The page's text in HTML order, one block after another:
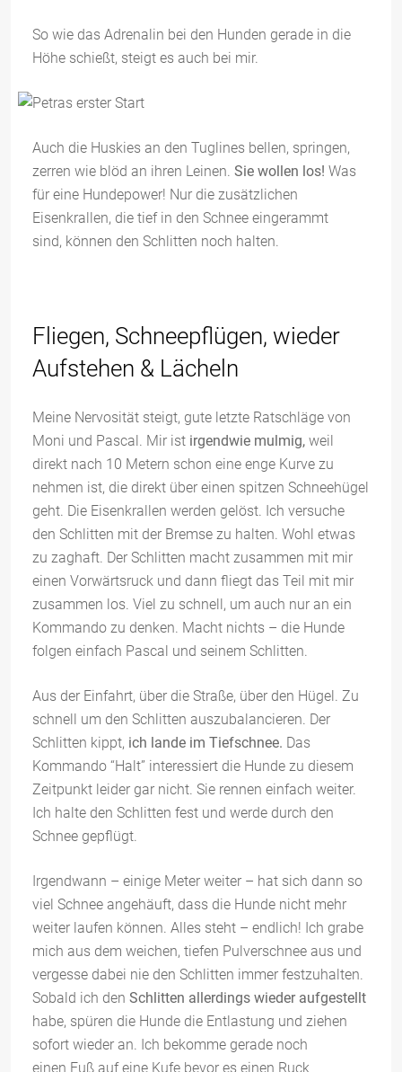
So wie das Adrenalin bei den Hunden gerade in die
Höhe schießt, steigt es auch bei mir.
Auch die Huskies an den Tuglines bellen, springen,
zerren wie blöd an ihren Leinen. Sie wollen los! Was
für eine Hundepower! Nur die zusätzlichen
Eisenkrallen, die tief in den Schnee eingerammt
sind, können den Schlitten noch halten.
Fliegen, Schneepflügen, wieder
Aufstehen & Lächeln
Meine Nervosität steigt, gute letzte Ratschläge von
Moni und Pascal. Mir ist irgendwie mulmig, weil
direkt nach 10 Metern schon eine enge Kurve zu
nehmen ist, die direkt über einen spitzen Schneehügel
geht. Die Eisenkrallen werden gelöst. Ich versuche
den Schlitten mit der Bremse zu halten. Wohl etwas
zu zaghaft. Der Schlitten macht zusammen mit mir
einen Vorwärtsruck und dann fliegt das Teil mit mir
zusammen los. Viel zu schnell, um auch nur an ein
Kommando zu denken. Macht nichts – die Hunde
folgen einfach Pascal und seinem Schlitten.
Aus der Einfahrt, über die Straße, über den Hügel. Zu
schnell um den Schlitten auszubalancieren. Der
Schlitten kippt, ich lande im Tiefschnee. Das
Kommando “Halt” interessiert die Hunde zu diesem
Zeitpunkt leider gar nicht. Sie rennen einfach weiter.
Ich halte den Schlitten fest und werde durch den
Schnee gepflügt.
Irgendwann – einige Meter weiter – hat sich dann so
viel Schnee angehäuft, dass die Hunde nicht mehr
weiter laufen können. Alles steht – endlich! Ich grabe
mich aus dem weichen, tiefen Pulverschnee aus und
vergesse dabei nie den Schlitten immer festzuhalten.
Sobald ich den Schlitten allerdings wieder aufgestellt
habe, spüren die Hunde die Entlastung und ziehen
sofort wieder an. Ich bekomme gerade noch
einen Fuß auf eine Kufe bevor es einen Ruck